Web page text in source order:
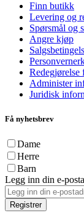
Finn butikk
Levering og
Spørsmål og
Angre kjøp
Administer
Juridisk
Få nyhetsbrev
Dame
Herre
Barn
Legg inn din e-
Registrer